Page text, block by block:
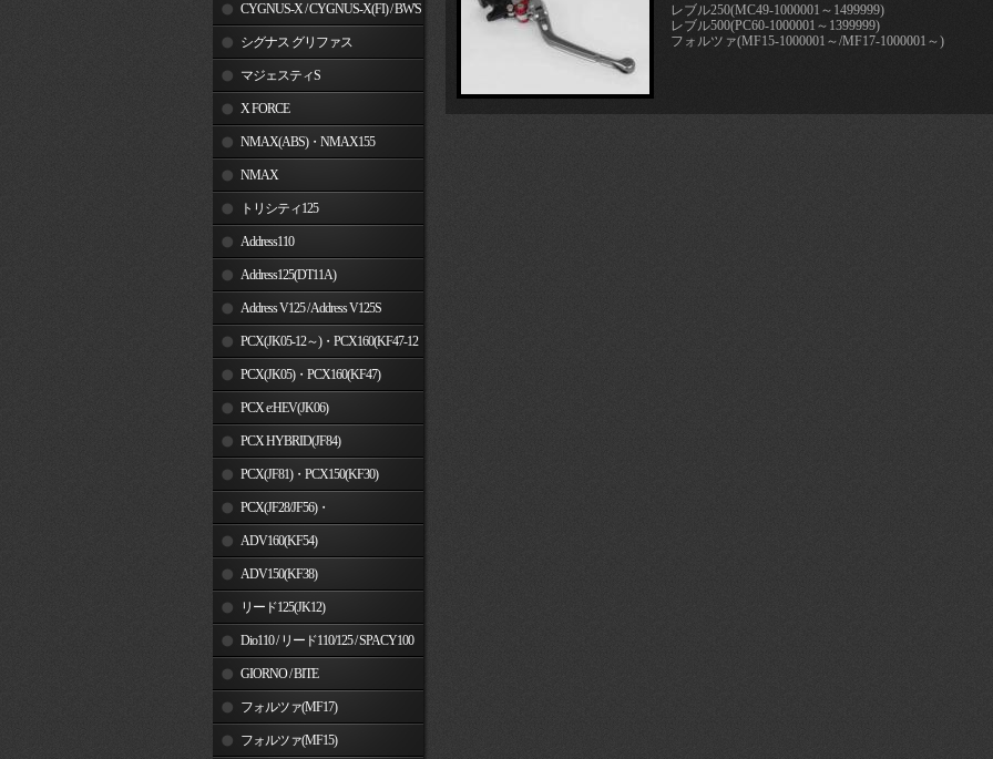
CYGNUS-X / CYGNUS-X(FI) / BW'S
125 シグナス グリファス
マジェスティS
X FORCE
NMAX(ABS)・NMAX155
NMAX
トリシティ125
Address110
Address125(DT11A)
Address V125 / Address V125S
PCX(JK05-12～)・PCX160(KF47-12
～) PCX(JK05)・PCX160(KF47)
PCX e:HEV(JK06)
PCX HYBRID(JF84)
PCX(JF81)・PCX150(KF30)
PCX(JF28/JF56)・
PCX150(KF12/KF18)
ADV160(KF54)
ADV150(KF38)
リード125(JK12)
Dio110 / リード110/125 / SPACY100
GIORNO / BITE
フォルツァ(MF17)
フォルツァ(MF15)
レブル250(MC49-1000001～1499999)
レブル500(PC60-1000001～1399999)
フォルツァ(MF15-1000001～/MF17-1000001～)